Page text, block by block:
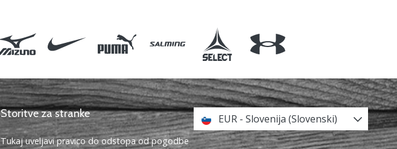
Storitve za stranke
Tukaj uveljavi pravico do odstopa od pogodbe
EUR - Slovenija (Slovenski)